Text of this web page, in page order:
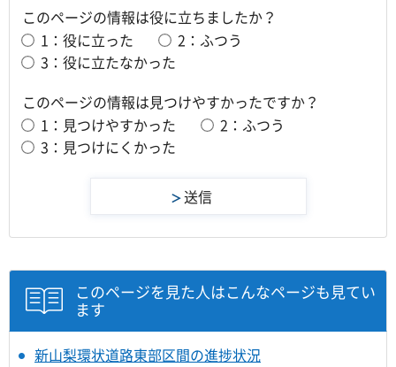
このページの情報は役に立ちましたか？
1：役に立った
2：ふつう
3：役に立たなかった
このページの情報は見つけやすかったですか？
1：見つけやすかった
2：ふつう
3：見つけにくかった
このページを見た人はこんなページも見てい
ます
新山梨環状道路東部区間の進捗状況